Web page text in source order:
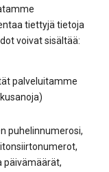
tiettyjä tietoja
voivat sisältää:
palveluitamme
puhelinnumerosi,
päivämäärät,